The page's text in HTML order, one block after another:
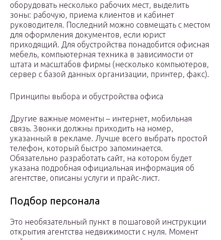
оборудовать несколько рабочих мест, выделить
зоны: рабочую, приема клиентов и кабинет
руководителя. Последний можно совмещать с местом
для оформления документов, если юрист
приходящий. Для обустройства понадобится офисная
мебель, компьютерная техника в зависимости от
штата и масштабов фирмы (несколько компьютеров,
сервер с базой данных организации, принтер, факс).
Принципы выбора и обустройства офиса
Другие важные моменты – интернет, мобильная
связь. Звонки должны приходить на номер,
указанный в рекламе. Лучше всего выбрать простой
телефон, который быстро запоминается.
Обязательно разработать сайт, на котором будет
указана подробная официальная информация об
агентстве, описаны услуги и прайс-лист.
Подбор персонала
Это необязательный пункт в пошаговой инструкции
открытия агентства недвижимости с нуля. Момент